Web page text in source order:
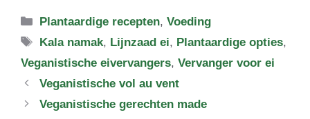
Categorieën
Plantaardige recepten,Voeding
Tags
Kala namak, Lijnzaad ei, Plantaardige opties,
Veganistische eivervangers, Vervanger voor ei
Veganistische vol au vent
Veganistische gerechten made